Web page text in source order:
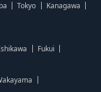
Tokyo
Kanagawa
Fukui